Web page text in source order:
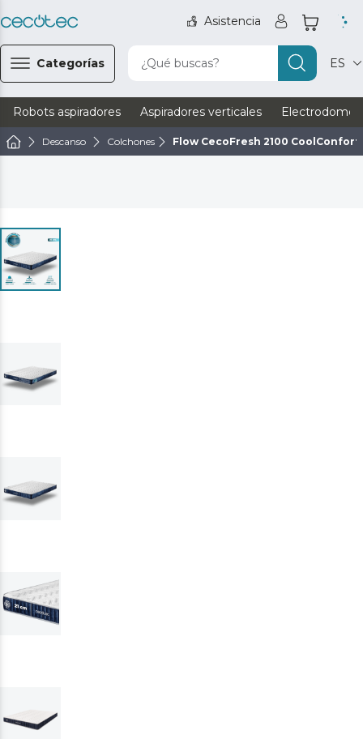
Asistencia
Categorías ¿Qué buscas? ES
Robots aspiradores Aspiradores verticales
Descanso Colchones Flow CecoFresh 2100 CoolConfort